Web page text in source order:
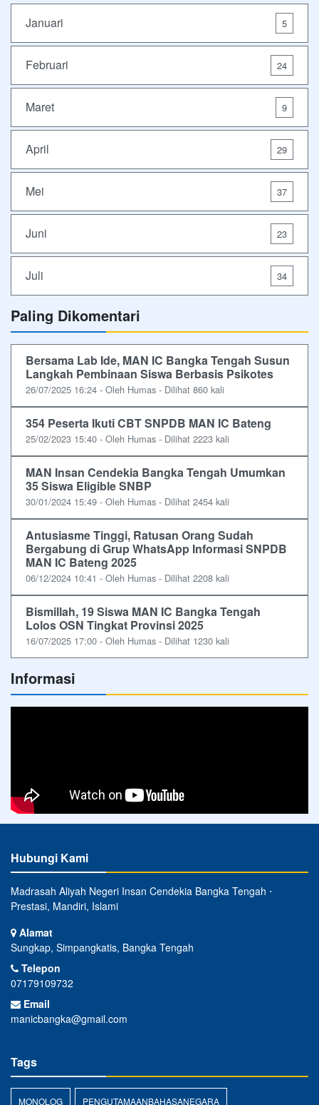
Januari 5
Februari 24
Maret 9
April 29
Mei 37
Juni 23
Juli 34
Paling Dikomentari
Bersama Lab Ide, MAN IC Bangka Tengah Susun
Langkah Pembinaan Siswa Berbasis Psikotes
26/07/2025 16:24 - Oleh Humas - Dilihat 860 kali
354 Peserta Ikuti CBT SNPDB MAN IC Bateng
25/02/2023 15:40 - Oleh Humas - Dilihat 2223 kali
MAN Insan Cendekia Bangka Tengah Umumkan
35 Siswa Eligible SNBP
30/01/2024 15:49 - Oleh Humas - Dilihat 2454 kali
Antusiasme Tinggi, Ratusan Orang Sudah
Bergabung di Grup WhatsApp Informasi SNPDB
MAN IC Bateng 2025
06/12/2024 10:41 - Oleh Humas - Dilihat 2208 kali
Bismillah, 19 Siswa MAN IC Bangka Tengah
Lolos OSN Tingkat Provinsi 2025
16/07/2025 17:00 - Oleh Humas - Dilihat 1230 kali
Informasi
Hubungi Kami
Madrasah Aliyah Negeri Insan Cendekia Bangka Tengah ⋅
Prestasi, Mandiri, Islami
Alamat
Sungkap, Simpangkatis, Bangka Tengah
Telepon
07179109732
Email
manicbangka@gmail.com
Tags
MONOLOG PENGUTAMAANBAHASANEGARA